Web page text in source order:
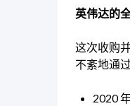
英伟达的
这次收购
不紊地通
2020